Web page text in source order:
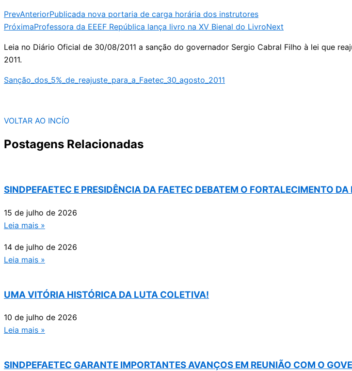
PrevAnteriorPublicada nova portaria de carga horária dos instrutores
PróximaProfessora da EEEF República lança livro na XV Bienal do LivroNext
Leia no Diário Oficial de 30/08/2011 a sanção do governador Sergio Cabral Filho à lei que
2011.
Sanção_dos_5%_de_reajuste_para_a_Faetec_30_agosto_2011
VOLTAR AO INCÍO
Postagens Relacionadas
SINDPEFAETEC E PRESIDÊNCIA DA FAETEC DEBATEM O FORTALECIMENTO
15 de julho de 2026
Leia mais »
14 de julho de 2026
Leia mais »
UMA VITÓRIA HISTÓRICA DA LUTA COLETIVA!
10 de julho de 2026
Leia mais »
SINDPEFAETEC GARANTE IMPORTANTES AVANÇOS EM REUNIÃO COM O